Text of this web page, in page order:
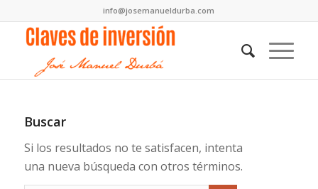
info@josemanueldurba.com
Buscar
Si los resultados no te satisfacen, intenta
una nueva búsqueda con otros términos.